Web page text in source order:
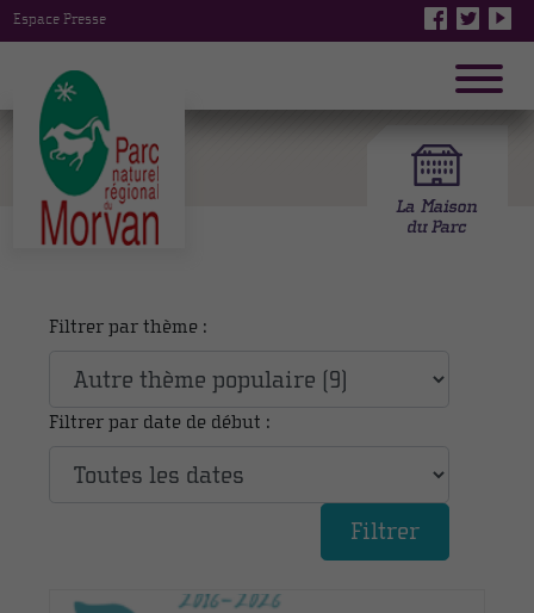
Espace Presse
Filtrer par thème :
Filtrer par date de début :
Filtrer